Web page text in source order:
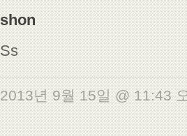
shon
Ss
2013년 9월 15일 @ 11:43